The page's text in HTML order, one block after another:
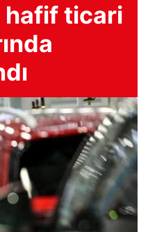
hafif ticari